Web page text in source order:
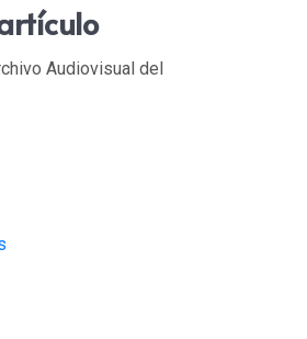
Audiovisual del